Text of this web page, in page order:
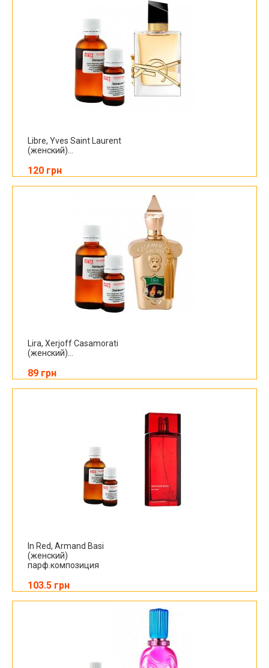
Libre, Yves Saint Laurent
(женский)...
120 грн
Lira, Xerjoff Casamorati
(женский)...
89 грн
In Red, Armand Basi
(женский)
парф.композиция
103.5 грн